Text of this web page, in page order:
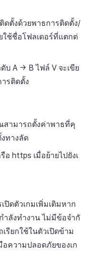
ดตั้งด้วยพาธการติดตั้ง/
ใช้ชื่อโฟลเดอร์ที่แตกต่
บ A → B ไฟล์ V จะเขีย
รติดตั้ง
สามารถตั้งค่าพาธที่คุ
ทางลัด
อ https เมื่อย้ายไปยังเ
ปิดตัวเกมเพิ่มเติมหาก
ลังทำงาน ไม่มีข้อจำกั
รียกใช้ในตัวเปิดข้าม
อความปลอดภัยของเก